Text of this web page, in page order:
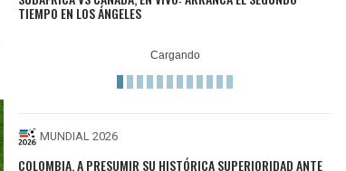
TIEMPO EN LOS ÁNGELES
MUNDIAL 2026
COLOMBIA, A PRESUMIR SU HISTÓRICA SUPERIORIDAD ANTE